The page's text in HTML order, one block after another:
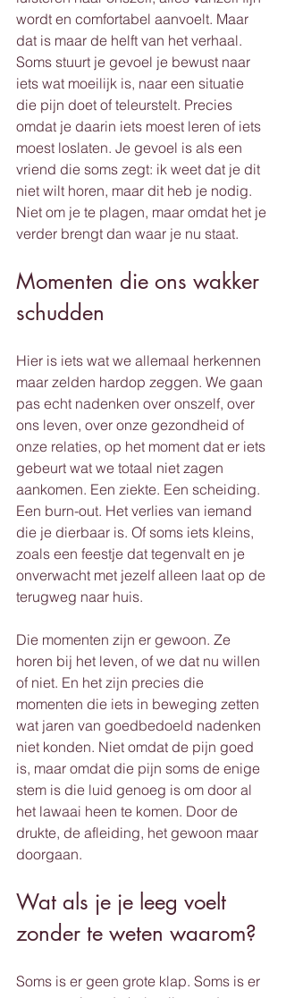
wordt en comfortabel aanvoelt. Maar
dat is maar de helft van het verhaal.
Soms stuurt je gevoel je bewust naar
iets wat moeilijk is, naar een situatie
die pijn doet of teleurstelt. Precies
omdat je daarin iets moest leren of iets
moest loslaten. Je gevoel is als een
vriend die soms zegt: ik weet dat je dit
niet wilt horen, maar dit heb je nodig.
Niet om je te plagen, maar omdat het je
verder brengt dan waar je nu staat.
Momenten die ons wakker
schudden
Hier is iets wat we allemaal herkennen
maar zelden hardop zeggen. We gaan
pas echt nadenken over onszelf, over
ons leven, over onze gezondheid of
onze relaties, op het moment dat er iets
gebeurt wat we totaal niet zagen
aankomen. Een ziekte. Een scheiding.
Een burn-out. Het verlies van iemand
die je dierbaar is. Of soms iets kleins,
zoals een feestje dat tegenvalt en je
onverwacht met jezelf alleen laat op de
terugweg naar huis.
Die momenten zijn er gewoon. Ze
horen bij het leven, of we dat nu willen
of niet. En het zijn precies die
momenten die iets in beweging zetten
wat jaren van goedbedoeld nadenken
niet konden. Niet omdat de pijn goed
is, maar omdat die pijn soms de enige
stem is die luid genoeg is om door al
het lawaai heen te komen. Door de
drukte, de afleiding, het gewoon maar
doorgaan.
Wat als je je leeg voelt
zonder te weten waarom?
Soms is er geen grote klap. Soms is er